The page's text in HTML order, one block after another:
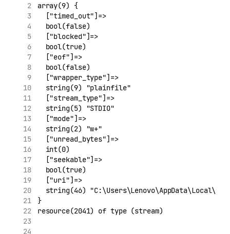
array(9) {
  ["timed_out"]=>
  bool(false)
  ["blocked"]=>
  bool(true)
  ["eof"]=>
  bool(false)
  ["wrapper_type"]=>
  string(9) "plainfile"
  ["stream_type"]=>
  string(5) "STDIO"
  ["mode"]=>
  string(2) "w+"
  ["unread_bytes"]=>
  int(0)
  ["seekable"]=>
  bool(true)
  ["uri"]=>
string(46)
}
resource(2041) of type (stream)